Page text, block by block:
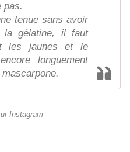
pas.
tenue sans avoir
la gélatine, il faut
les jaunes et le
longuement
Instagram